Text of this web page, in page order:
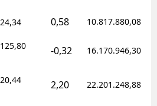
24,34 0,58 10.817.880,08
125,80 -0,32 16.170.946,30
20,44 2,20 22.201.248,88